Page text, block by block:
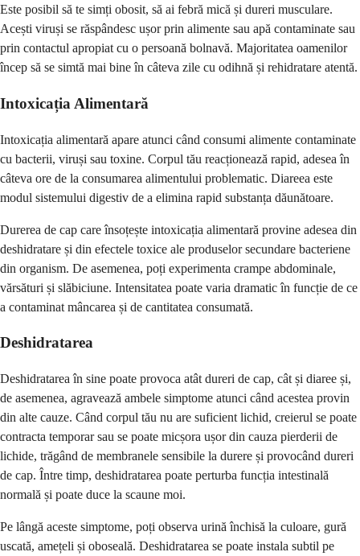
Este posibil să te simți obosit, să ai febră mică și dureri musculare.
Acești viruși se răspândesc ușor prin alimente sau apă contaminate sau
prin contactul apropiat cu o persoană bolnavă. Majoritatea oamenilor
încep să se simtă mai bine în câteva zile cu odihnă și rehidratare atentă.
Intoxicația Alimentară
Intoxicația alimentară apare atunci când consumi alimente contaminate
cu bacterii, viruși sau toxine. Corpul tău reacționează rapid, adesea în
câteva ore de la consumarea alimentului problematic. Diareea este
modul sistemului digestiv de a elimina rapid substanța dăunătoare.
Durerea de cap care însoțește intoxicația alimentară provine adesea din
deshidratare și din efectele toxice ale produselor secundare bacteriene
din organism. De asemenea, poți experimenta crampe abdominale,
vărsături și slăbiciune. Intensitatea poate varia dramatic în funcție de ce
a contaminat mâncarea și de cantitatea consumată.
Deshidratarea
Deshidratarea în sine poate provoca atât dureri de cap, cât și diaree și,
de asemenea, agravează ambele simptome atunci când acestea provin
din alte cauze. Când corpul tău nu are suficient lichid, creierul se poate
contracta temporar sau se poate micșora ușor din cauza pierderii de
lichide, trăgând de membranele sensibile la durere și provocând dureri
de cap. Între timp, deshidratarea poate perturba funcția intestinală
normală și poate duce la scaune moi.
Pe lângă aceste simptome, poți observa urină închisă la culoare, gură
uscată, amețeli și oboseală. Deshidratarea se poate instala subtil pe